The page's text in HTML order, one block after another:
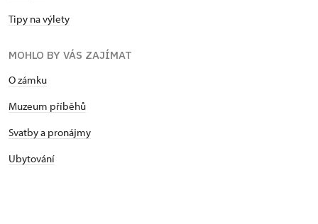
Tipy na výlety
MOHLO BY VÁS ZAJÍMAT
O zámku
Muzeum příběhů
Svatby a pronájmy
Ubytování